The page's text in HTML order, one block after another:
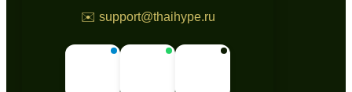
✉️ support@thaihype.ru